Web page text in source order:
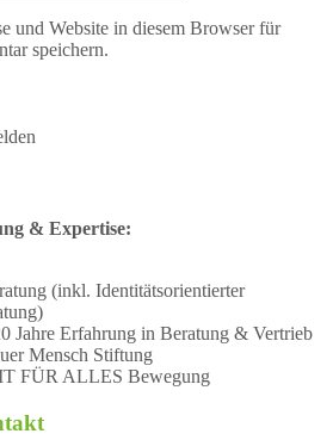
und Website in diesem Browser für
speichern.
& Expertise:
(inkl. Identitätsorientierter
Jahre Erfahrung in Beratung & Vertrieb
Mensch Stiftung
FÜR ALLES Bewegung